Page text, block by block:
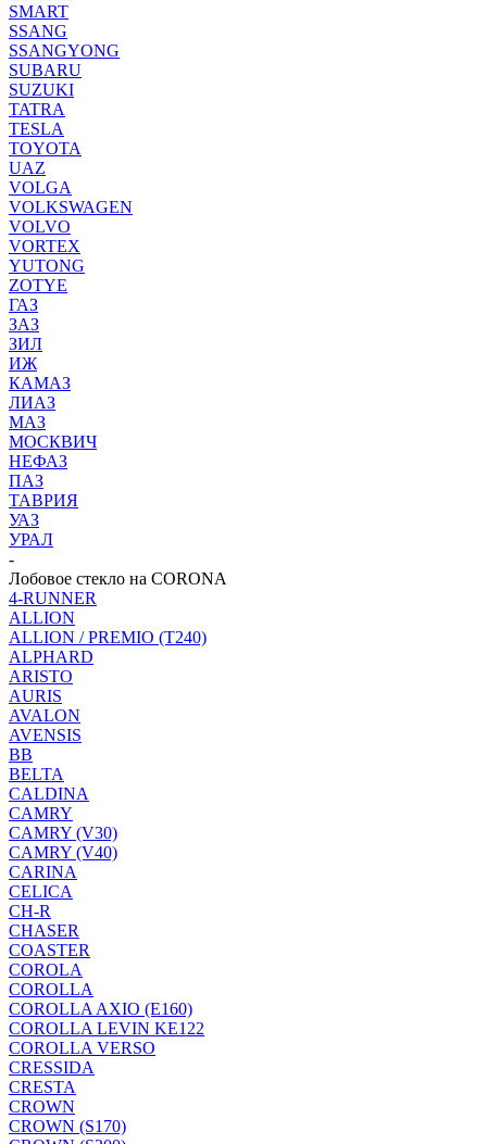
SMART
SSANG
SSANGYONG
SUBARU
SUZUKI
TATRA
TESLA
TOYOTA
UAZ
VOLGA
VOLKSWAGEN
VOLVO
VORTEX
YUTONG
ZOTYE
ГАЗ
ЗАЗ
ЗИЛ
ИЖ
КАМАЗ
ЛИАЗ
МАЗ
МОСКВИЧ
НЕФАЗ
ПАЗ
ТАВРИЯ
УАЗ
УРАЛ
-
Лобовое стекло на CORONA
4-RUNNER
ALLION
ALLION / PREMIO (T240)
ALPHARD
ARISTO
AURIS
AVALON
AVENSIS
BB
BELTA
CALDINA
CAMRY
CAMRY (V30)
CAMRY (V40)
CARINA
CELICA
CH-R
CHASER
COASTER
COROLA
COROLLA
COROLLA AXIO (E160)
COROLLA LEVIN KE122
COROLLA VERSO
CRESSIDA
CRESTA
CROWN
CROWN (S170)